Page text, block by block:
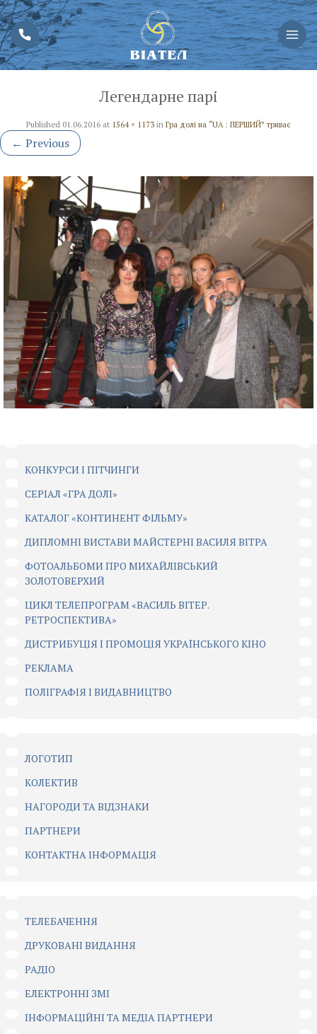
Легендарне парі
Published 01.06.2016 at 1564 × 1173 in Гра долі на “UA : ПЕРШИЙ” триває
← Previous
КОНКУРСИ І ПІТЧИНГИ
CЕРІАЛ «ГРА ДОЛІ»
КАТАЛОГ «КОНТИНЕНТ ФІЛЬМУ»
ДИПЛОМНІ ВИСТАВИ МАЙСТЕРНІ ВАСИЛЯ ВІТРА
ФОТОАЛЬБОМИ ПРО МИХАЙЛІВСЬКИЙ
ЗОЛОТОВЕРХИЙ
ЦИКЛ ТЕЛЕПРОГРАМ «ВАСИЛЬ ВІТЕР.
РЕТРОСПЕКТИВА»
ДИСТРИБУЦІЯ І ПРОМОЦІЯ УКРАЇНСЬКОГО КІНО
РЕКЛАМА
ПОЛІГРАФІЯ І ВИДАВНИЦТВО
ЛОГОТИП
КОЛЕКТИВ
НАГОРОДИ ТА ВІДЗНАКИ
ПАРТНЕРИ
КОНТАКТНА ІНФОРМАЦІЯ
ТЕЛЕБАЧЕННЯ
ДРУКОВАНІ ВИДАННЯ
РАДІО
ЕЛЕКТРОННІ ЗМІ
ІНФОРМАЦІЙНІ ТА МЕДІА ПАРТНЕРИ